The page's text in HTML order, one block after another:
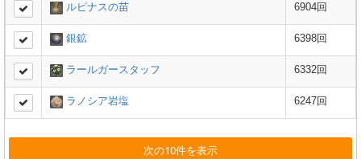
ルピナスの苗 6904回
銀鉱 6398回
ラールガースタッフ 6332回
ラノシア岩塩 6247回
次の10件を表示